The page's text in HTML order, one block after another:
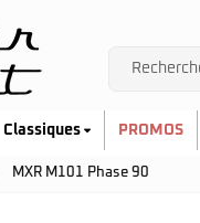
Classiques PROMOS
MXR M101 Phase 90